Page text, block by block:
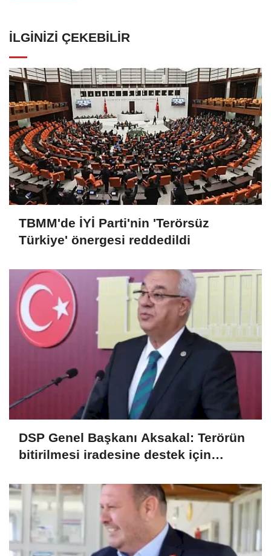
İLGINIZI ÇEKEBILIR
TBMM'de İYİ Parti'nin 'Terörsüz
Türkiye' önergesi reddedildi
DSP Genel Başkanı Aksakal: Terörün
bitirilmesi iradesine destek için